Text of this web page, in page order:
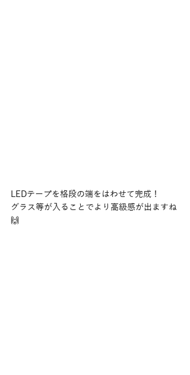
LEDテープを格段の端をはわせて完成！
グラス等が入ることでより高級感が出ますね
🙌